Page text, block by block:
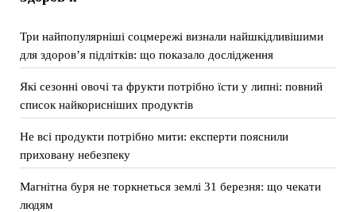
Три найпопулярніші соцмережі визнали найшкідливішими
для здоров’я підлітків: що показало дослідження
Які сезонні овочі та фрукти потрібно їсти у липні: повний
список найкорисніших продуктів
Не всі продукти потрібно мити: експерти пояснили
приховану небезпеку
Магнітна буря не торкнеться землі 31 березня: що чекати
людям